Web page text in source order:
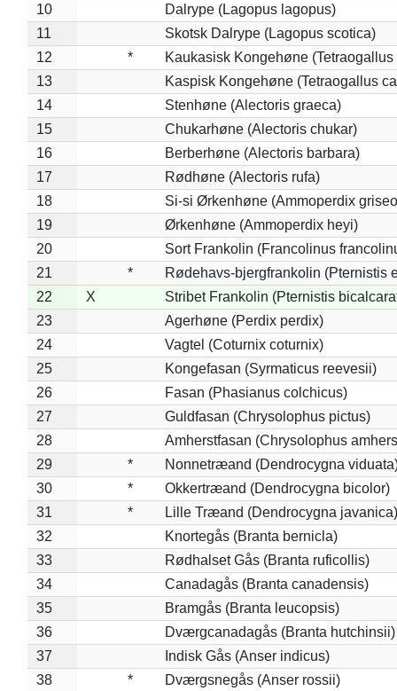
10
Dalrype (Lagopus lagopus)
11
Skotsk Dalrype (Lagopus scotica)
12
*
Kaukasisk Kongehøne
13
Kaspisk Kongehøne (Tetraogallus
14
Stenhøne (Alectoris graeca)
15
Chukarhøne (Alectoris chukar)
16
Berberhøne (Alectoris barbara)
17
Rødhøne (Alectoris rufa)
18
Si-si Ørkenhøne (Ammoperdix
19
Ørkenhøne (Ammoperdix heyi)
20
Sort Frankolin (Francolinus
21
*
Rødehavs-bjergfrankolin (Pternistis
22
X
Stribet Frankolin (Pternistis
23
Agerhøne (Perdix perdix)
24
Vagtel (Coturnix coturnix)
25
Kongefasan (Syrmaticus reevesii)
26
Fasan (Phasianus colchicus)
27
Guldfasan (Chrysolophus pictus)
28
Amherstfasan (Chrysolophus
29
*
Nonnetræand (Dendrocygna
30
*
Okkertræand (Dendrocygna bicolor)
31
*
Lille Træand (Dendrocygna javanica)
32
Knortegås (Branta bernicla)
33
Rødhalset Gås (Branta ruficollis)
34
Canadagås (Branta canadensis)
35
Bramgås (Branta leucopsis)
36
Dværgcanadagås (Branta hutchinsii)
37
Indisk Gås (Anser indicus)
38
*
Dværgsnegås (Anser rossii)